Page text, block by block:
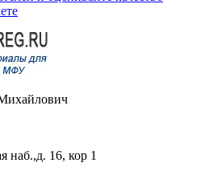
наб.,д. 16, кор 1